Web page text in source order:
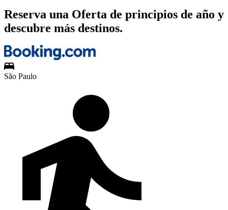
Reserva una Oferta de principios de año y
descubre más destinos.
São Paulo